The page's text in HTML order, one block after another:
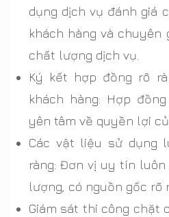
dụng dịch vụ đánh giá
khách hàng và chuyên
chất lượng dịch vụ.
Ký kết hợp đồng rõ
khách hàng: Hợp
yên tâm về quyền lợi
Các vật liệu sử dụng
ràng: Đơn vị uy tín
lượng, có nguồn gốc rõ
Giám sát thi công chặt